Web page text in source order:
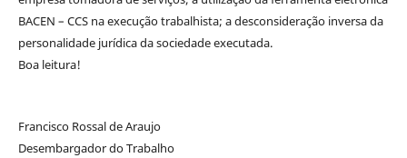
BACEN – CCS na execução trabalhista; a desconsideração inversa da
personalidade jurídica da sociedade executada.
Boa leitura!
Francisco Rossal de Araujo
Desembargador do Trabalho